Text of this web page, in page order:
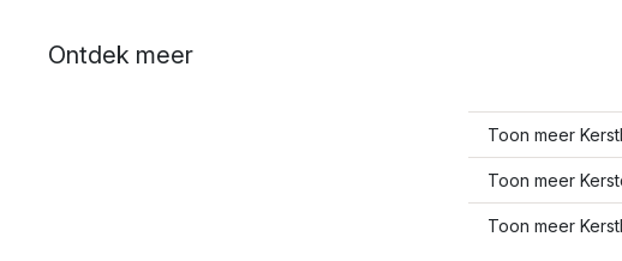
Ontdek meer
Toon meer
Toon meer
Toon meer